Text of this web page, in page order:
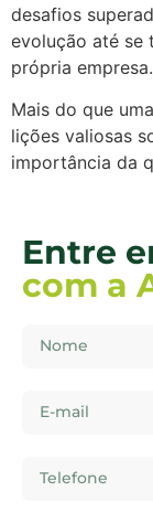
desafios
evolução até se
própria empresa.
Mais do que
lições valiosas
importância da
Entre
com a